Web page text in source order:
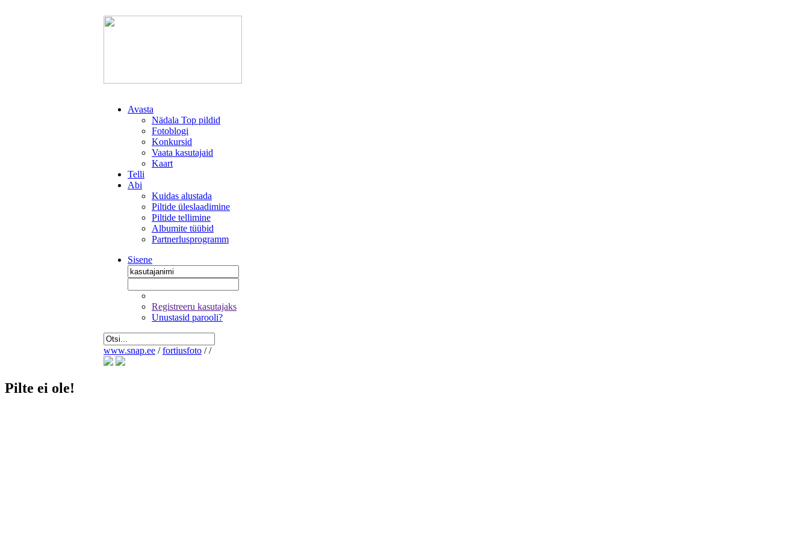
Avasta
Nädala Top pildid
Fotoblogi
Konkursid
Vaata kasutajaid
Kaart
Telli
Abi
Kuidas alustada
Piltide üleslaadimine
Piltide tellimine
Albumite tüübid
Partnerlusprogramm
Sisene
Registreeru kasutajaks
Unustasid parooli?
www.snap.ee / fortiusfoto / /
Pilte ei ole!